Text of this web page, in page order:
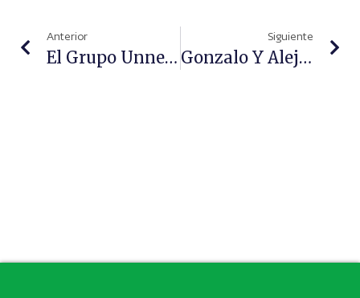
Anterior
El Grupo Unnefar Celebra Su Convención Anual “Connectados Al Cubo”
Siguiente
Gonzalo Y Alejandro Adsuar, Ganadores Del Premio Foro Atención Farmacéutica En Farmacia Comunitaria 2020